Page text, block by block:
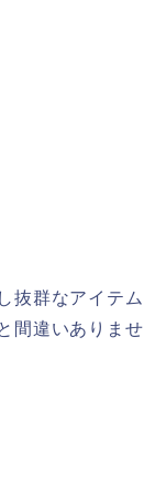
抜群なアイテム
間違いありませ